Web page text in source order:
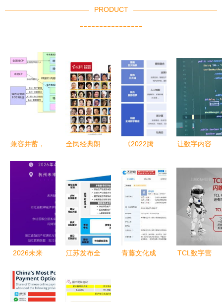
PRODUCT
----------------
兼容并蓄，
IPTV服务
全民经典朗
神食粮库
《2022腾
业数字化白
皮书》发布
开启全域数
字新纪元与
数字内容服
务新篇章
让数字内容
发者故事中
的包容性探
索
2026未来
会指南（2
天倒计时）
江苏发布全
《数字乡村
建设指南
青藤文化成
TCL数字营